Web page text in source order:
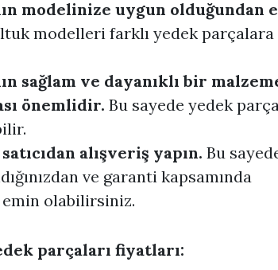
modelinize uygun olduğundan
modelleri farklı yedek
sağlam ve dayanıklı bir
önemlidir. Bu sayede yedek
alışveriş yapın. Bu
ve garanti kapsamında
olabilirsiniz.
parçaları fiyatları: